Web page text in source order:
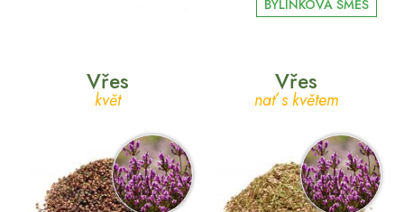
BYLINKOVÁ SMĚS
Vřes
květ
Vřes
nať s květem